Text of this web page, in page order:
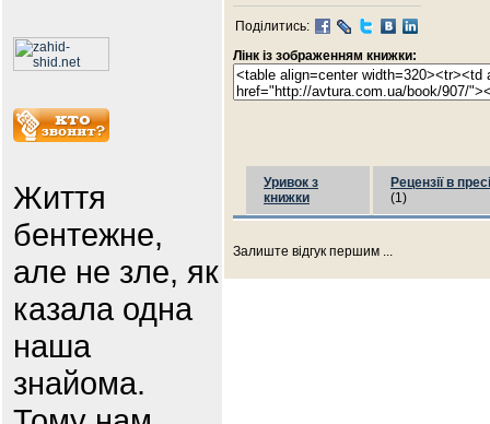
Життя
бентежне,
але не зле, як
казала одна
наша
знайома.
Поділитись:
Лінк із зображенням книжки:
Уривок з
книжки
Рецензії в пресі
(1)
Залиште відгук першим ...